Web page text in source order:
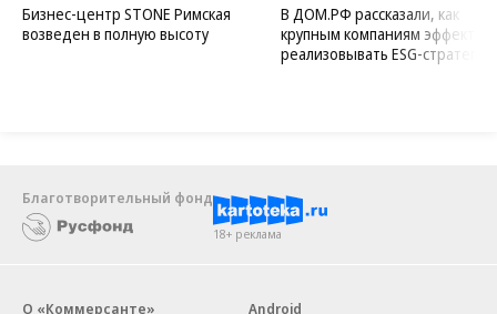
Бизнес-центр STONE Римская
возведен в полную высоту
В ДОМ.РФ рассказали, как
крупным компаниям
реализовывать ESG-стратегию
Благотворительный фонд
18+ реклама
О «Коммерсанте»
Android